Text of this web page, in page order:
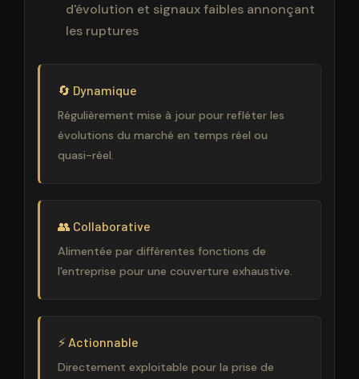
d'évolution et signaux faibles annonçant
les ruptures
🔄 Dynamique
Régulièrement mise à jour pour refléter les
évolutions du marché en temps réel ou
quasi-réel.
👥 Collaborative
Alimentée par différentes fonctions de
l'entreprise pour une couverture exhaustive.
⚡ Actionnable
Directement exploitable pour la prise de